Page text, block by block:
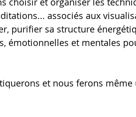
associés aux
purifier sa structure
émotionnelles et mentales
et nous ferons